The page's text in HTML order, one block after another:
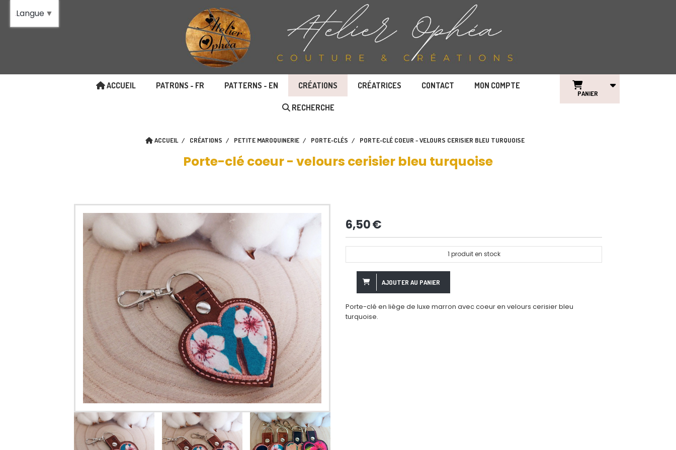
ACCUEIL PATRONS - FR PATTERNS - EN CRÉATIONS CRÉATRICES CONTACT MON COMPTE
RECHERCHE
PANIER
ACCUEIL CRÉATIONS PETITE MAROQUINERIE PORTE-CLÉS PORTE-CLÉ COEUR - VELOURS CERISIER BLEU TURQUOISE
Porte-clé coeur - velours cerisier bleu turquoise
6,50€
1 produit en stock
AJOUTER AU PANIER
Porte-clé en liège de luxe marron avec coeur en velours cerisier bleu
turquoise.
Langue ▼